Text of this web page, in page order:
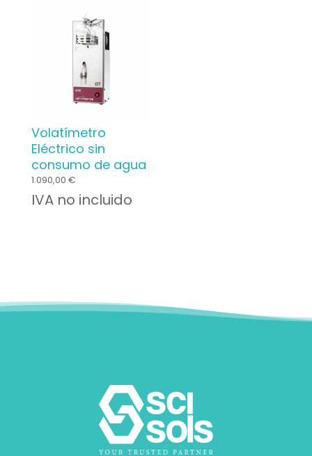
Volatímetro
Eléctrico sin
consumo de agua
1.090,00 €
IVA no incluido